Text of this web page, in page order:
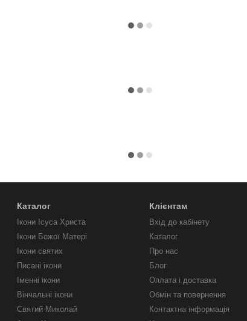
Каталог
Ікони Ісуса Христа
Ікони Божої Матері
Ікони святих
Писані ікони
Іменні ікони
Вінчальні ікони
Святий Миколай
Клієнтам
Вхід до кабінету
Каталог
Про нас
Блог
Оплата і доставка
Обмін та повернення
Контактна інформація